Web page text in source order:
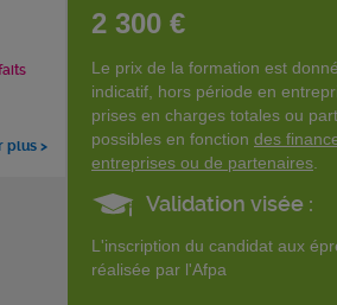
plus >
2 300 €
Le prix de la formation est
indicatif, hors période en
prises en charges totales ou
possibles en fonction des
entreprises ou de partenaires
Validation visée :
L'inscription du candidat aux
réalisée par l'Afpa